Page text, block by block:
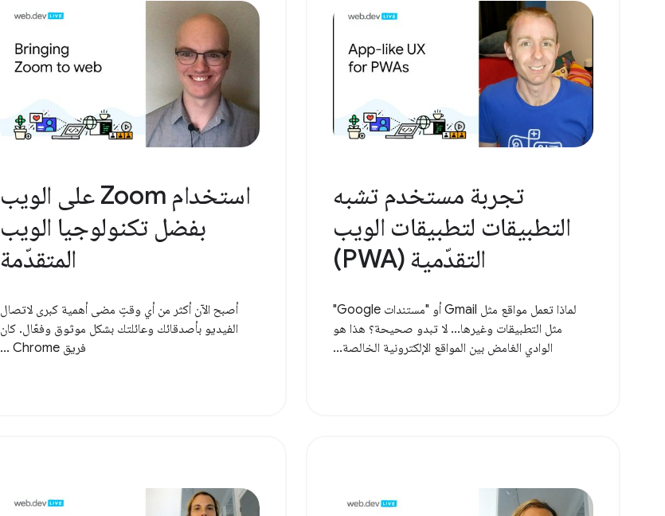
تجربة مستخدم تشبه
التطبيقات لتطبيقات الويب
التقدّمية (PWA)
لماذا تعمل مواقع مثل Gmail أو "مستندات Google"
مثل التطبيقات وغيرها... لا تبدو صحيحة؟ هذا هو
الوادي الغامض بين المواقع الإلكترونية الخالصة...
استخدام Zoom على الويب
بفضل تكنولوجيا الويب
المتقدّمة
أصبح الآن أكثر من أي وقتٍ مضى أهمية كبرى لاتصال
الفيديو بأصدقائك وعائلتك بشكل موثوق وفعّال. كان
فريق Chrome ...